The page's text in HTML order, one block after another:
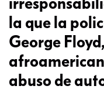
la que la
George
abuso de